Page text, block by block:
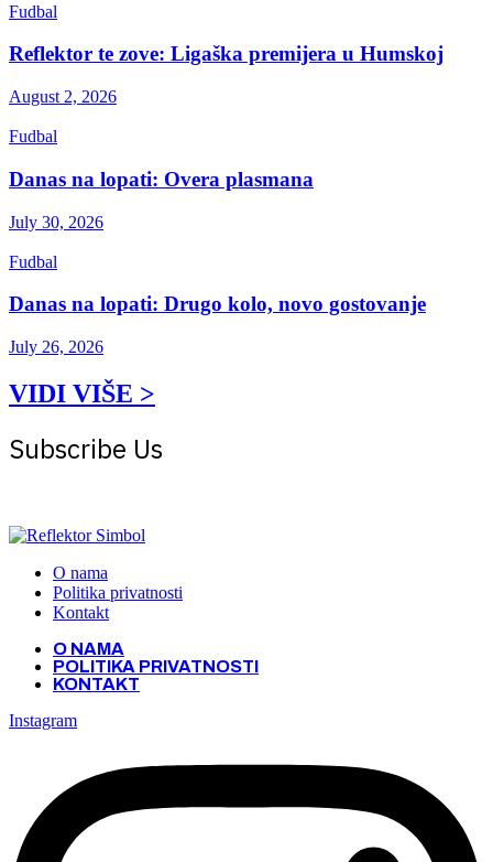
Fudbal
Reflektor te zove: Ligaška premijera u Humskoj
August 2, 2026
Fudbal
Danas na lopati: Overa plasmana
July 30, 2026
Fudbal
Danas na lopati: Drugo kolo, novo gostovanje
July 26, 2026
VIDI VIŠE >
Subscribe Us
O nama
Politika privatnosti
Kontakt
O NAMA
POLITIKA PRIVATNOSTI
KONTAKT
Instagram